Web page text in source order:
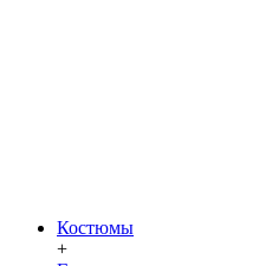
Костюмы
+